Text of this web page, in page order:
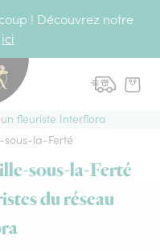
! Découvrez notre
ici
fleuriste Interflora
sous-la-Ferté
sous-la-Ferté
du réseau